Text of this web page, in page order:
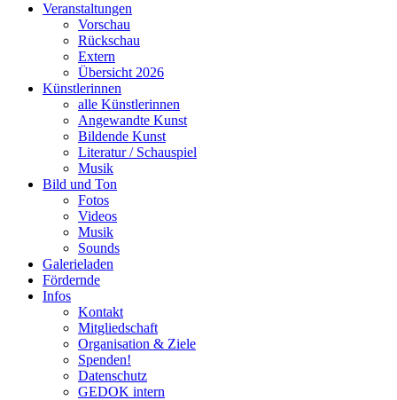
Veranstaltungen
Vorschau
Rückschau
Extern
Übersicht 2026
Künstlerinnen
alle Künstlerinnen
Angewandte Kunst
Bildende Kunst
Literatur / Schauspiel
Musik
Bild und Ton
Fotos
Videos
Musik
Sounds
Galerieladen
Fördernde
Infos
Kontakt
Mitgliedschaft
Organisation & Ziele
Spenden!
Datenschutz
GEDOK intern